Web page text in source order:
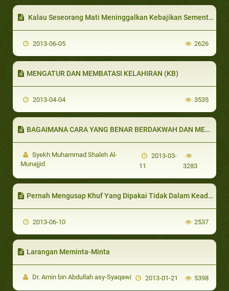
Kalau Seseorang Mati Meninggalkan Kebajikan Sementara Ia Kafir Apakah Kebajikan Itu berguna Baginya?
2013-06-05 2626
MENGATUR DAN MEMBATASI KELAHIRAN (KB)
2013-04-04 3535
BAGAIMANA CARA YANG BENAR BERDAKWAH DAN MENGAJARKAN ANAK-ANAK?
Syekh Muhammad Shaleh Al-
Munajjid
2013-03-
11
3283
Pernah Mengusap Khuf Yang Dipakai Tidak Dalam Keadaan Tidak Bersuci
2013-06-10 2537
Larangan Meminta-Minta
Dr. Amin bin Abdullah asy-Syaqawi 2013-01-21 5398